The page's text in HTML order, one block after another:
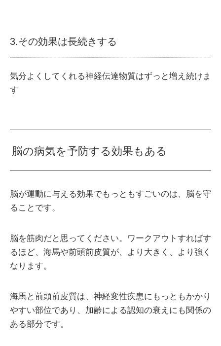
3.その効果は長続きする
気分よくしてくれる神経伝達物質はずっと増え続けま
す
脳の病気を予防する効果もある
脳が運動に与える効果でもっともすごいのは、脳を守
ることです。
脳を筋肉だと思ってください。ワークアウトすればす
るほど、海馬や前頭前皮質が、より大きく、より強く
なります。
海馬と前頭前皮質は、神経変性疾患にもっともかかり
やすい部位であり、加齢による認知の衰えにも関係の
ある部分です。